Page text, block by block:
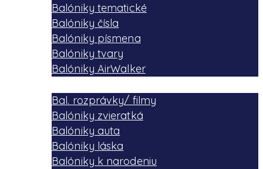
Balóniky tematické
Balóniky čísla
Balóniky písmena
Balóniky tvary
Balóniky AirWalker
Bal. rozprávky/ filmy
Balóniky zvieratká
Balóniky auta
Balóniky láska
Balóniky k narodeniu